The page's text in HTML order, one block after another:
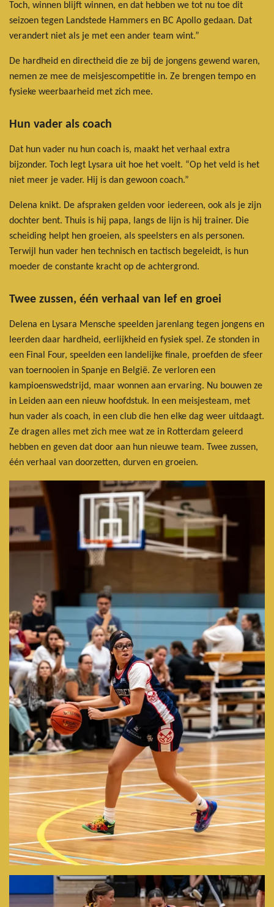
Toch, winnen blijft winnen, en dat hebben we tot nu toe dit
seizoen tegen Landstede Hammers en BC Apollo gedaan. Dat
verandert niet als je met een ander team wint.”
De hardheid en directheid die ze bij de jongens gewend waren,
nemen ze mee de meisjescompetitie in. Ze brengen tempo en
fysieke weerbaarheid met zich mee.
Hun vader als coach
Dat hun vader nu hun coach is, maakt het verhaal extra
bijzonder. Toch legt Lysara uit hoe het voelt. “Op het veld is het
niet meer je vader. Hij is dan gewoon coach.”
Delena knikt. De afspraken gelden voor iedereen, ook als je zijn
dochter bent. Thuis is hij papa, langs de lijn is hij trainer. Die
scheiding helpt hen groeien, als speelsters en als personen.
Terwijl hun vader hen technisch en tactisch begeleidt, is hun
moeder de constante kracht op de achtergrond.
Twee zussen, één verhaal van lef en groei
Delena en Lysara Mensche speelden jarenlang tegen jongens en
leerden daar hardheid, eerlijkheid en fysiek spel. Ze stonden in
een Final Four, speelden een landelijke finale, proefden de sfeer
van toernooien in Spanje en België. Ze verloren een
kampioenswedstrijd, maar wonnen aan ervaring. Nu bouwen ze
in Leiden aan een nieuw hoofdstuk. In een meisjesteam, met
hun vader als coach, in een club die hen elke dag weer uitdaagt.
Ze dragen alles met zich mee wat ze in Rotterdam geleerd
hebben en geven dat door aan hun nieuwe team. Twee zussen,
één verhaal van doorzetten, durven en groeien.